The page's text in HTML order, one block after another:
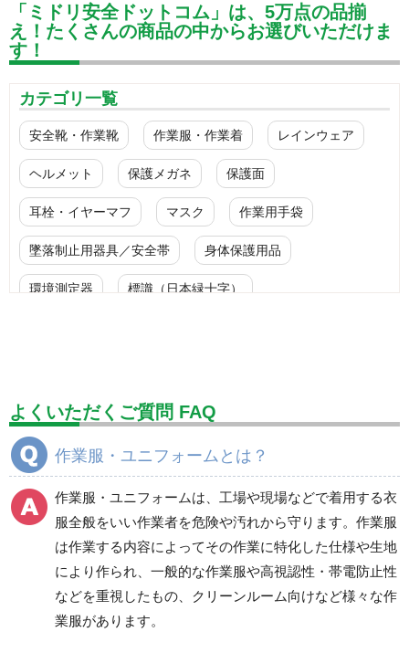
「ミドリ安全ドットコム」は、5万点の品揃
え！たくさんの商品の中からお選びいただけま
す！
カテゴリ一覧
安全靴・作業靴 作業服・作業着 レインウェア
ヘルメット 保護メガネ 保護面
耳栓・イヤーマフ マスク 作業用手袋
墜落制止用器具／安全帯 身体保護用品
環境測定器 標識（日本緑十字）
設備用品・作業補助用品 工事作業用品
分煙対策機器
電気保守用品 ワイパー クリーンルーム対策用品
防災グッズ（防災セット） 救急医療品
健康管理器具 季節商品 ウイルス対策用品
商品カテゴリ一覧
よくいただくご質問 FAQ
作業服・ユニフォームとは？
作業服・ユニフォームは、工場や現場などで着用する衣
服全般をいい作業者を危険や汚れから守ります。作業服
は作業する内容によってその作業に特化した仕様や生地
により作られ、一般的な作業服や高視認性・帯電防止性
などを重視したもの、クリーンルーム向けなど様々な作
業服があります。